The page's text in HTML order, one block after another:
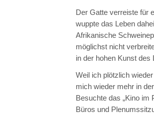
Der Gatte verreiste für
wuppte das Leben
Afrikanische
möglichst nicht
in der hohen Kunst des
Weil ich plötzlich
mich wieder mehr in
Besuchte das „Kino im
Büros und